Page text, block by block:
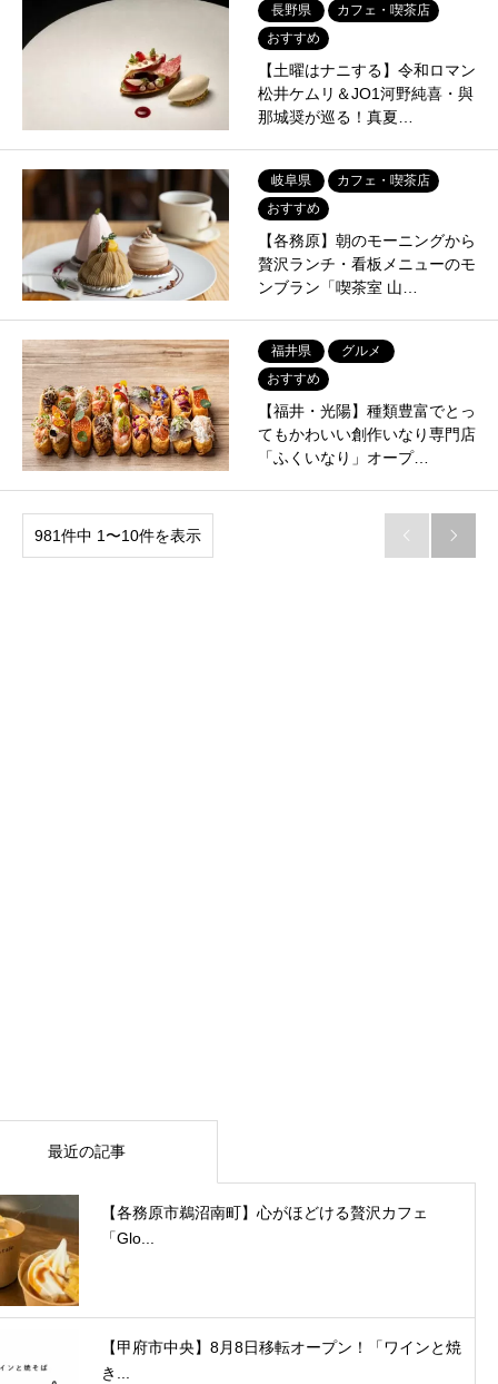
長野県
カフェ・喫茶店
おすすめ
【土曜はナニする】令和ロマン
松井ケムリ＆JO1河野純喜・與
那城奨が巡る！真夏…
岐阜県
カフェ・喫茶店
おすすめ
【各務原】朝のモーニングから
贅沢ランチ・看板メニューのモ
ンブラン「喫茶室 山…
福井県
グルメ
おすすめ
【福井・光陽】種類豊富でとっ
てもかわいい創作いなり専門店
「ふくいなり」オープ…
981件中 1〜10件を表示  
最近の記事
【各務原市鵜沼南町】心がほどける贅沢カフェ
「Glo...
【甲府市中央】8月8日移転オープン！「ワインと焼
き...